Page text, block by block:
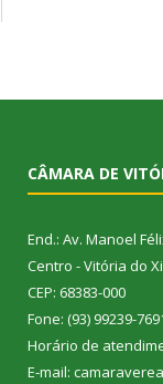
CÂMARA DE
End.: Av. Manoel
Centro - Vitória do
CEP: 68383-000
Fone: (93) 99239-
Horário de
E-mail: